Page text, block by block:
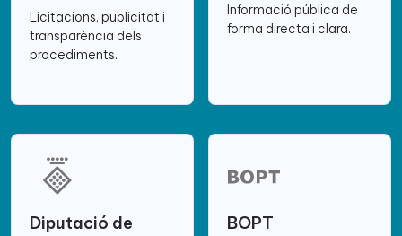
Licitacions, publicitat i
transparència dels
procediments.
Informació pública de
forma directa i clara.
Diputació de
BOPT